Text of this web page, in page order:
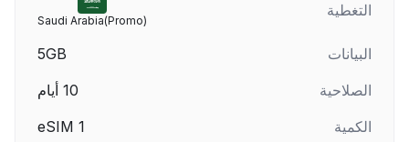
التغطية
Saudi Arabia(Promo)
البيانات
5GB
الصلاحية
10 أيام
الكمية
1